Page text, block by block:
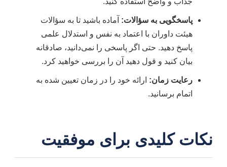
پاسخگویی به سؤالات: آماده باشید تا به سؤالات
هیئت داوران با اعتماد به نفس و استدلال علمی
پاسخ دهید. حتی اگر پاسخی را نمی‌دانید، صادقانه
بیان کنید و قول دهید آن را بررسی خواهید کرد.
رعایت زمان: ارائه خود را در زمان تعیین شده به
اتمام برسانید.
نکات کلیدی برای موفقیت